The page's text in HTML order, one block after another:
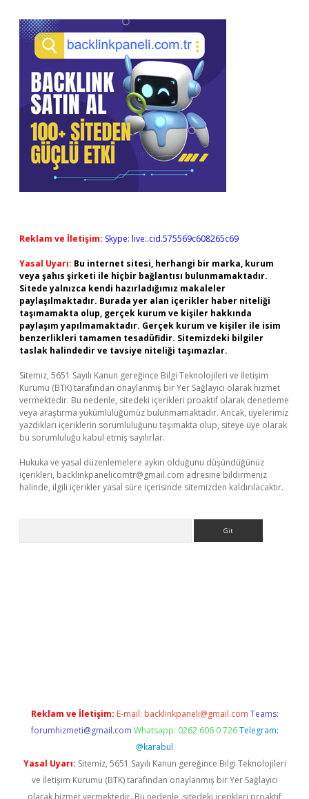
Reklam ve İletişim: Skype: live:.cid.575569c608265c69
Yasal Uyarı: Bu internet sitesi, herhangi bir marka, kurum
veya şahıs şirketi ile hiçbir bağlantısı bulunmamaktadır.
Sitede yalnızca kendi hazırladığımız makaleler
paylaşılmaktadır. Burada yer alan içerikler haber niteliği
taşımamakta olup, gerçek kurum ve kişiler hakkında
paylaşım yapılmamaktadır. Gerçek kurum ve kişiler ile isim
benzerlikleri tamamen tesadüfidir. Sitemizdeki bilgiler
taslak halindedir ve tavsiye niteliği taşımazlar.
Sitemiz, 5651 Sayılı Kanun gereğince Bilgi Teknolojileri ve İletişim
Kurumu (BTK) tarafından onaylanmış bir Yer Sağlayıcı olarak hizmet
vermektedir. Bu nedenle, sitedeki içerikleri proaktif olarak denetleme
veya araştırma yükümlülüğümüz bulunmamaktadır. Ancak, üyelerimiz
yazdıkları içeriklerin sorumluluğunu taşımakta olup, siteye üye olarak
bu sorumluluğu kabul etmiş sayılırlar.
Hukuka ve yasal düzenlemelere aykırı olduğunu düşündüğünüz
içerikleri, backlinkpanelicomtr@gmail.com adresine bildirmeniz
halinde, ilgili içerikler yasal süre içerisinde sitemizden kaldırılacaktır.
Reklam ve İletişim: E-mail: backlinkpaneli@gmail.com Teams:
forumhizmeti@gmail.com Whatsapp: 0262 606 0 726 Telegram:
@karabul
Yasal Uyarı: Sitemiz, 5651 Sayılı Kanun gereğince Bilgi Teknolojileri
ve İletişim Kurumu (BTK) tarafından onaylanmış bir Yer Sağlayıcı
olarak hizmet vermektedir. Bu nedenle, sitedeki içerikleri proaktif